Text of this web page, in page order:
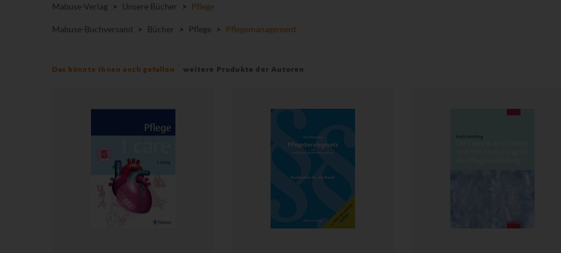
Mabuse-Verlag > Unsere Bücher > Pflege
Mabuse-Buchversand > Bücher > Pflege > Pflegemanagement
Das könnte Ihnen auch gefallen weitere Produkte der Autoren